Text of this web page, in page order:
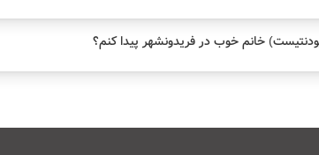
خانم خوب در فریدونشهر پیدا کنم؟